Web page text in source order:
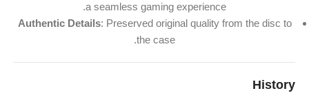
a seamless gaming experience.
Authentic Details: Preserved original quality from the disc to
the case.
History